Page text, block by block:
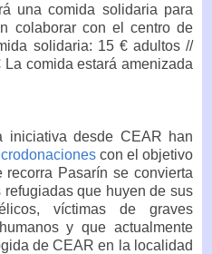
una comida solidaria para
colaborar con el centro de
solidaria: 15 € adultos //
comida estará amenizada
iniciativa desde CEAR han
con el objetivo
Pasarín se convierta
que huyen de sus
víctimas de graves
y que actualmente
de CEAR en la localidad